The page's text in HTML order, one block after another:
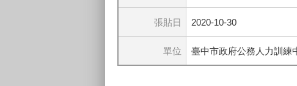
張貼日 2020-10-30
單位 臺中市政府公務人力訓練